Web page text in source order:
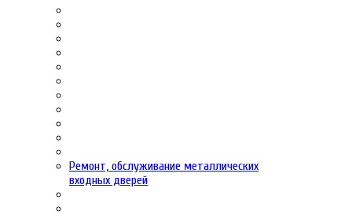
Ремонт, обслуживание металлических
входных дверей